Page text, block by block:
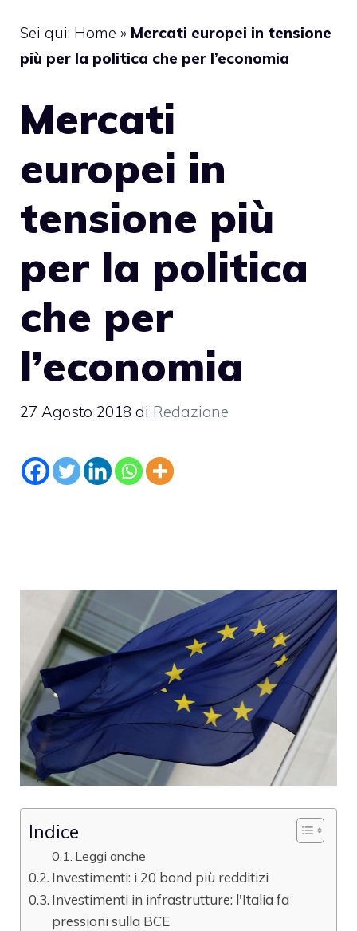
Sei qui: Home » Mercati europei in tensione
più per la politica che per l’economia
Mercati
europei in
tensione più
per la politica
che per
l’economia
27 Agosto 2018 di Redazione
Indice
Leggi anche
Investimenti: i 20 bond più redditizi
Investimenti in infrastrutture: l'Italia fa
pressioni sulla BCE